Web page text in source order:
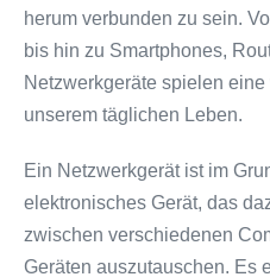
herum verbunden zu sein.
bis hin zu Smartphones,
Netzwerkgeräte spielen
unserem täglichen Leben.
Ein Netzwerkgerät ist im
elektronisches Gerät, das
zwischen verschiedenen
Geräten auszutauschen. Es